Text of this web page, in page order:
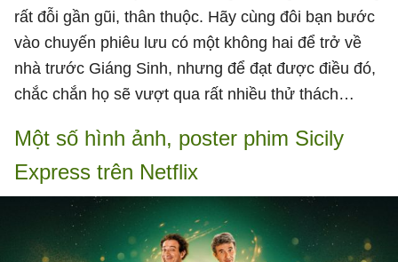
rất đỗi gần gũi, thân thuộc. Hãy cùng đôi bạn bước
vào chuyến phiêu lưu có một không hai để trở về
nhà trước Giáng Sinh, nhưng để đạt được điều đó,
chắc chắn họ sẽ vượt qua rất nhiều thử thách…
Một số hình ảnh, poster phim Sicily
Express trên Netflix